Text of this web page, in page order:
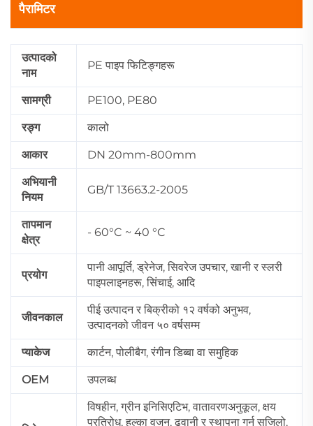
पैरामिटर
उत्पादको
नाम
PE पाइप फिटिङ्गहरू
सामग्री PE100, PE80
रङ्ग कालो
आकार DN 20mm-800mm
अभियानी
नियम
GB/T 13663.2-2005
तापमान
क्षेत्र
- 60°C ~ 40 °C
प्रयोग
पानी आपूर्ति, ड्रेनेज, सिवरेज उपचार, खानी र स्लरी
पाइपलाइनहरू, सिंचाई, आदि
जीवनकाल
पीई उत्पादन र बिक्रीको १२ वर्षको अनुभव,
उत्पादनको जीवन ५० वर्षसम्म
प्याकेज कार्टन, पोलीबैग, रंगीन डिब्बा वा समुहिक
OEM उपलब्ध
विषहीन, ग्रीन इनिसिएटिभ, वातावरणअनुकूल, क्षय
प्रतिरोध, हल्का वजन, ढुवानी र स्थापना गर्न सजिलो,